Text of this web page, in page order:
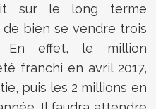
sur le long terme
bien se vendre trois
En effet, le million
franchi en avril 2017,
puis les 2 millions en